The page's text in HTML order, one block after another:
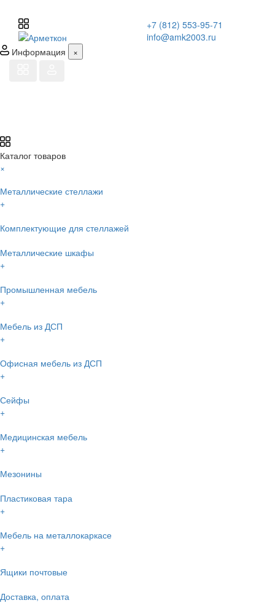
+7 (812) 553-95-71
info@amk2003.ru
Информация
×
Каталог товаров
×
Металлические стеллажи
+
Комплектующие для стеллажей
Металлические шкафы
+
Промышленная мебель
+
Мебель из ДСП
+
Офисная мебель из ДСП
+
Сейфы
+
Медицинская мебель
+
Мезонины
Пластиковая тара
+
Мебель на металлокаркасе
+
Ящики почтовые
Доставка, оплата